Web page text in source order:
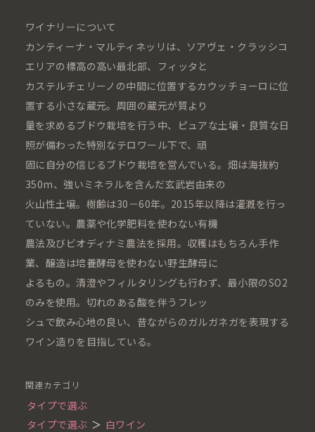
ワイナリーについて
カンティーナ・マルティネッリは、ソアヴェ・クラッシコ
エリアの標高の高い最北部、フィッタと
カステルチェリーノの中間に位置するカウッチョーロに位
置する小さな蔵元。周囲の蔵元が質より
量を求めるブドウ栽培を行う中、ピュアな土壌・良質な日
照が備わった特別なテロワール下で、頑
固に自分の信じるブドウ栽培を営んでいる。畑は海抜約
350m、強いミネラルを含んだ玄武岩由来の
火山性土壌。樹齢は30－60年。2015年以降は灌漑を行っ
ていない。農薬や化学肥料を使わない有機
農法及びビオディナミ農法を採用。収穫はもちろん手作
業、醸造は培養酵母を使わない野生酵母に
よるもの。清澄やフィルタリングも行わず、最小限のSO2
のみを使用。切れのある酸を伴うフレッ
シュで飲み心地の良い、昔ながらのガルガネガを表現する
ワイン造りを目指している。
関連カテゴリ
タイプで選ぶ
タイプで選ぶ ＞ 白ワイン